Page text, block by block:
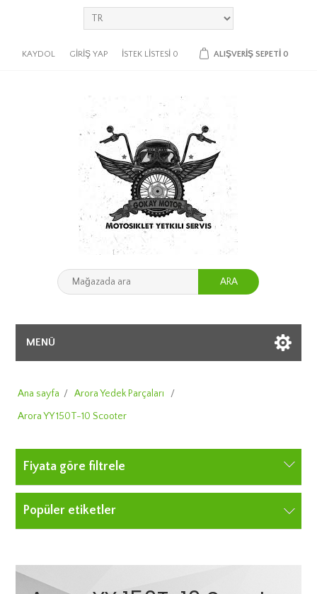
KAYDOL GIRIŞ YAP İSTEK LISTESI 0 ALIŞVERIŞ SEPETI 0
ARA
MENÜ
Ana sayfa / Arora Yedek Parçaları
/
Arora YY 150T-10 Scooter
Fiyata göre filtrele
Popüler etiketler